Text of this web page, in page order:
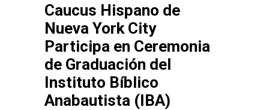
Caucus Hispano de
Nueva York City
Participa en Ceremonia
de Graduación del
Instituto Bíblico
Anabautista (IBA)